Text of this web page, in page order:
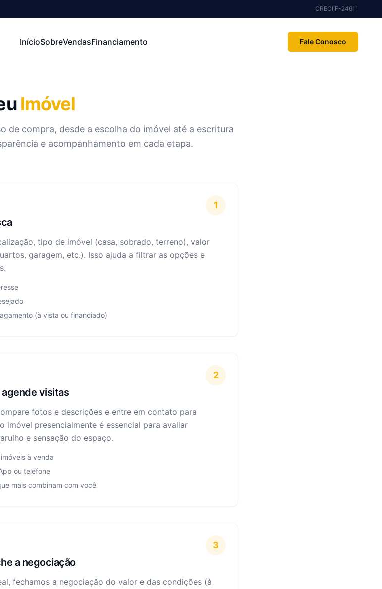
CRECI F-24611
InícioSobreVendasFinanciamento Fale Conosco
Imóvel
de compra, desde a escolha do imóvel até a escritura
e acompanhamento em cada etapa.
1
tipo de imóvel (casa, sobrado, terreno), valor
garagem, etc.). Isso ajuda a filtrar as opções e
(à vista ou financiado)
2
visitas
fotos e descrições e entre em contato para
imóvel presencialmente é essencial para avaliar
e sensação do espaço.
à venda
ou telefone
mais combinam com você
3
a negociação
fechamos a negociação do valor e das condições (à